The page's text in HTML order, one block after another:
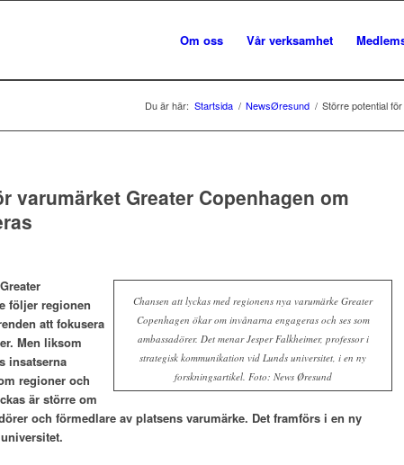
Om oss Vår verksamhet
Du är här: Startsida / NewsØresund / Större potential
varumärket Greater Copenhagen om
Chansen att lyckas med regionens nya varumärke Greater
Copenhagen ökar om invånarna engageras och ses som
ambassadörer. Det menar Jesper Falkheimer, professor i
strategisk kommunikation vid Lunds universitet, i en ny
forskningsartikel. Foto: News Øresund
följer regionen
att fokusera
Men liksom
insatserna
regioner och
är större om
och förmedlare av platsens varumärke. Det framförs i en ny